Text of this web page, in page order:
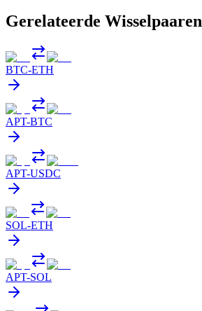
Gerelateerde Wisselpaaren
BTC-ETH
APT-BTC
APT-USDC
SOL-ETH
APT-SOL